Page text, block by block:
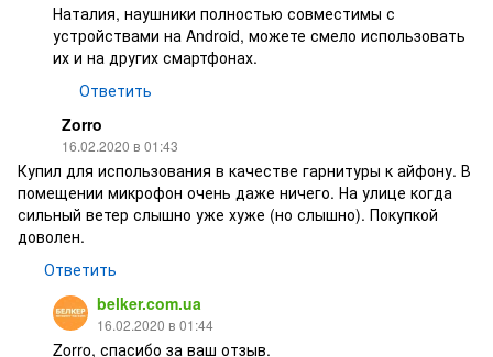
Наталия, наушники полностью совместимы с
устройствами на Android, можете смело использовать
их и на других смартфонах.
Ответить
Zorro
16.02.2020 в 01:43
Купил для использования в качестве гарнитуры к айфону. В
помещении микрофон очень даже ничего. На улице когда
сильный ветер слышно уже хуже (но слышно). Покупкой
доволен.
Ответить
belker.com.ua
16.02.2020 в 01:44
Zorro, спасибо за ваш отзыв.